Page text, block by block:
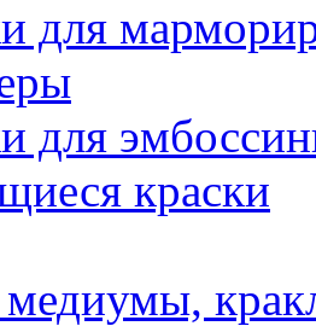
для
для
краски